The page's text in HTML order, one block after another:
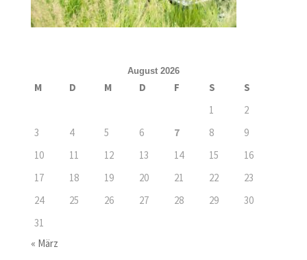
August 2026
M D M D F S
S
1
2
3
4 5 6 7 8
9
10
11 12 13 14 15
16
17
18 19 20 21 22
23
24
25 26 27 28 29
30
31
« März